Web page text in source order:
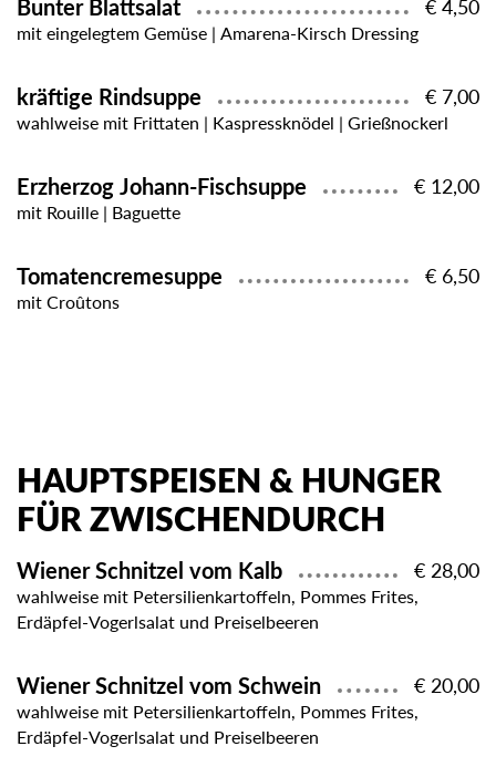
Bunter Blattsalat € 4,50
mit eingelegtem Gemüse | Amarena-Kirsch Dressing
kräftige Rindsuppe € 7,00
wahlweise mit Frittaten | Kaspressknödel | Grießnockerl
Erzherzog Johann-Fischsuppe € 12,00
mit Rouille | Baguette
Tomatencremesuppe € 6,50
mit Croûtons
HAUPTSPEISEN & HUNGER
FÜR ZWISCHENDURCH
Wiener Schnitzel vom Kalb € 28,00
wahlweise mit Petersilienkartoffeln, Pommes Frites,
Erdäpfel-Vogerlsalat und Preiselbeeren
Wiener Schnitzel vom Schwein € 20,00
wahlweise mit Petersilienkartoffeln, Pommes Frites,
Erdäpfel-Vogerlsalat und Preiselbeeren